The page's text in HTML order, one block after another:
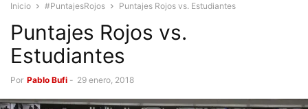
Inicio #PuntajesRojos Puntajes Rojos vs. Estudiantes
Puntajes Rojos vs.
Estudiantes
Por Pablo Bufi - 29 enero, 2018